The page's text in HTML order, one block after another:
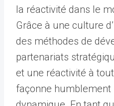
la réactivité dans le
Grâce à une culture
des méthodes de
partenariats
et une réactivité à
façonne